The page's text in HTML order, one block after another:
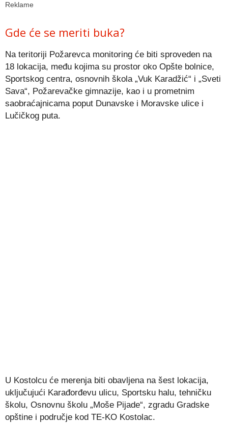
Reklame
Gde će se meriti buka?
Na teritoriji Požarevca monitoring će biti sproveden na
18 lokacija, među kojima su prostor oko Opšte bolnice,
Sportskog centra, osnovnih škola „Vuk Karadžić“ i „Sveti
Sava“, Požarevačke gimnazije, kao i u prometnim
saobraćajnicama poput Dunavske i Moravske ulice i
Lučičkog puta.
U Kostolcu će merenja biti obavljena na šest lokacija,
uključujući Karađorđevu ulicu, Sportsku halu, tehničku
školu, Osnovnu školu „Moše Pijade“, zgradu Gradske
opštine i područje kod TE-KO Kostolac.